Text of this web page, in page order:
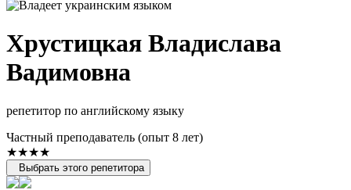
Хрустицкая Владислава
Вадимовна
репетитор по английскому языку
Частный преподаватель (опыт 8 лет)
★★★★
Выбрать этого репетитора